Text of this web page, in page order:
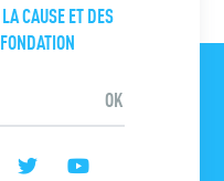
CAUSE ET DES